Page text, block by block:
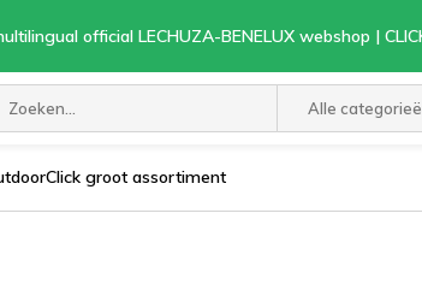
Alle
official LECHUZA-BENELUX webshop |
groot assortiment